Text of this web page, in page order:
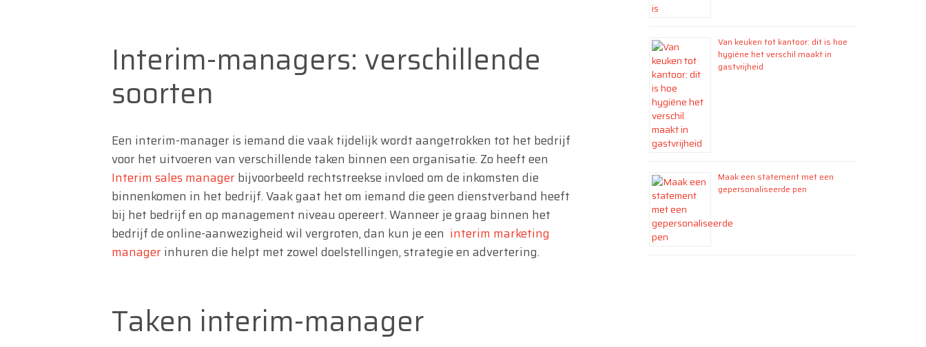
Interim-managers: verschillende
soorten
Een interim-manager is iemand die vaak tijdelijk wordt aangetrokken tot het bedrijf
voor het uitvoeren van verschillende taken binnen een organisatie. Zo heeft een
Interim sales managerbijvoorbeeld rechtstreekse invloed om de inkomsten die
binnenkomen in het bedrijf. Vaak gaat het om iemand die geen dienstverband heeft
bij het bedrijf en op management niveau opereert. Wanneer je graag binnen het
bedrijf de online-aanwezigheid wil vergroten, dan kun je een interim marketing
managerinhuren die helpt met zowel doelstellingen, strategie en advertering.
Taken interim-manager
Van keuken tot kantoor: dit is hoe
hygiëne het verschil maakt in
gastvrijheid
Maak een statement met een
gepersonaliseerde pen